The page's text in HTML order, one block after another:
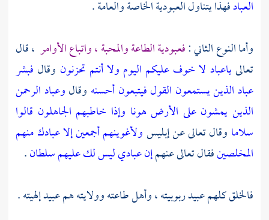
العبادفهذا يتناول العبودية الخاصة والعامة .
وأما النوع الثاني :فعبودية الطاعة والمحبة ، واتباع الأوامر ، قال
تعالىياعباد لا خوف عليكم اليوم ولا أنتم تحزنون وقال فبشر
عباد الذين يستمعون القول فيتبعون أحسنه وقالوعباد الرحمن
الذين يمشون على الأرض هونا وإذا خاطبهم الجاهلون قالوا
سلاما وقال تعالى عن إبليسولأغوينهم أجمعين إلا عبادك منهم
المخلصينفقال تعالى عنهمإن عبادي ليس لك عليهم سلطان.
فالخلق كلهم عبيد ربوبيته ، وأهل طاعته وولايته هم عبيد إلهيته .